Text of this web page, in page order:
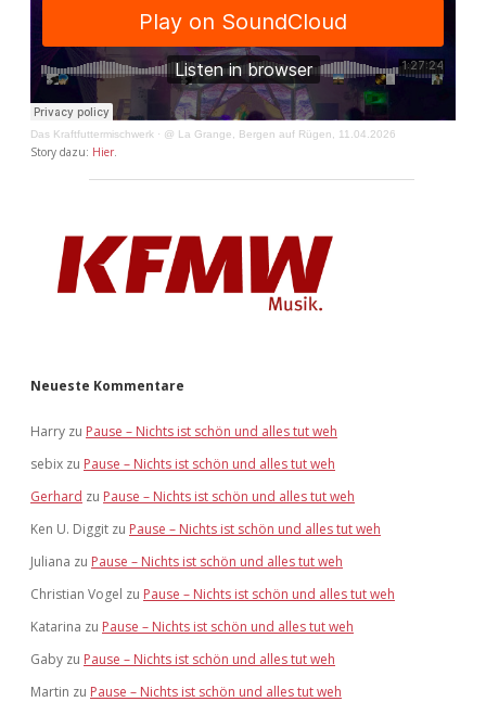
Das Kraftfuttermischwerk · @ La Grange, Bergen auf Rügen, 11.04.2026
Story dazu: Hier.
Neueste Kommentare
Harry zu Pause – Nichts ist schön und alles tut weh
sebix zu Pause – Nichts ist schön und alles tut weh
Gerhard zu Pause – Nichts ist schön und alles tut weh
Ken U. Diggit zu Pause – Nichts ist schön und alles tut weh
Juliana zu Pause – Nichts ist schön und alles tut weh
Christian Vogel zu Pause – Nichts ist schön und alles tut weh
Katarina zu Pause – Nichts ist schön und alles tut weh
Gaby zu Pause – Nichts ist schön und alles tut weh
Martin zu Pause – Nichts ist schön und alles tut weh